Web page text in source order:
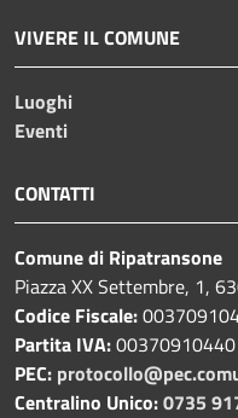
VIVERE IL COMUNE
Luoghi
Eventi
CONTATTI
Comune di Ripatransone
Piazza XX Settembre, 1,
Codice Fiscale:
Partita IVA:00370910440
PEC:
Centralino Unico:0735